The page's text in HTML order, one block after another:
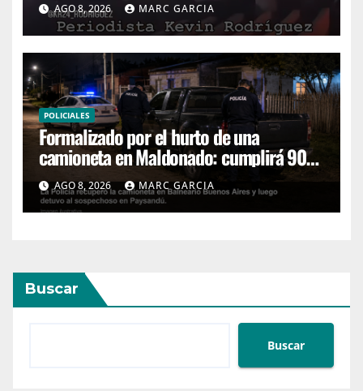
AGO 8, 2026 MARC GARCIA
POLICIALES
Formalizado por el hurto de una
camioneta en Maldonado: cumplirá 90
días de prisión preventiva
AGO 8, 2026 MARC GARCIA
Buscar
Buscar